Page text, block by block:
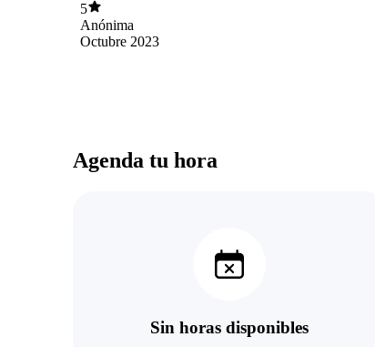
5
Anónima
Octubre 2023
Agenda tu hora
Sin horas disponibles